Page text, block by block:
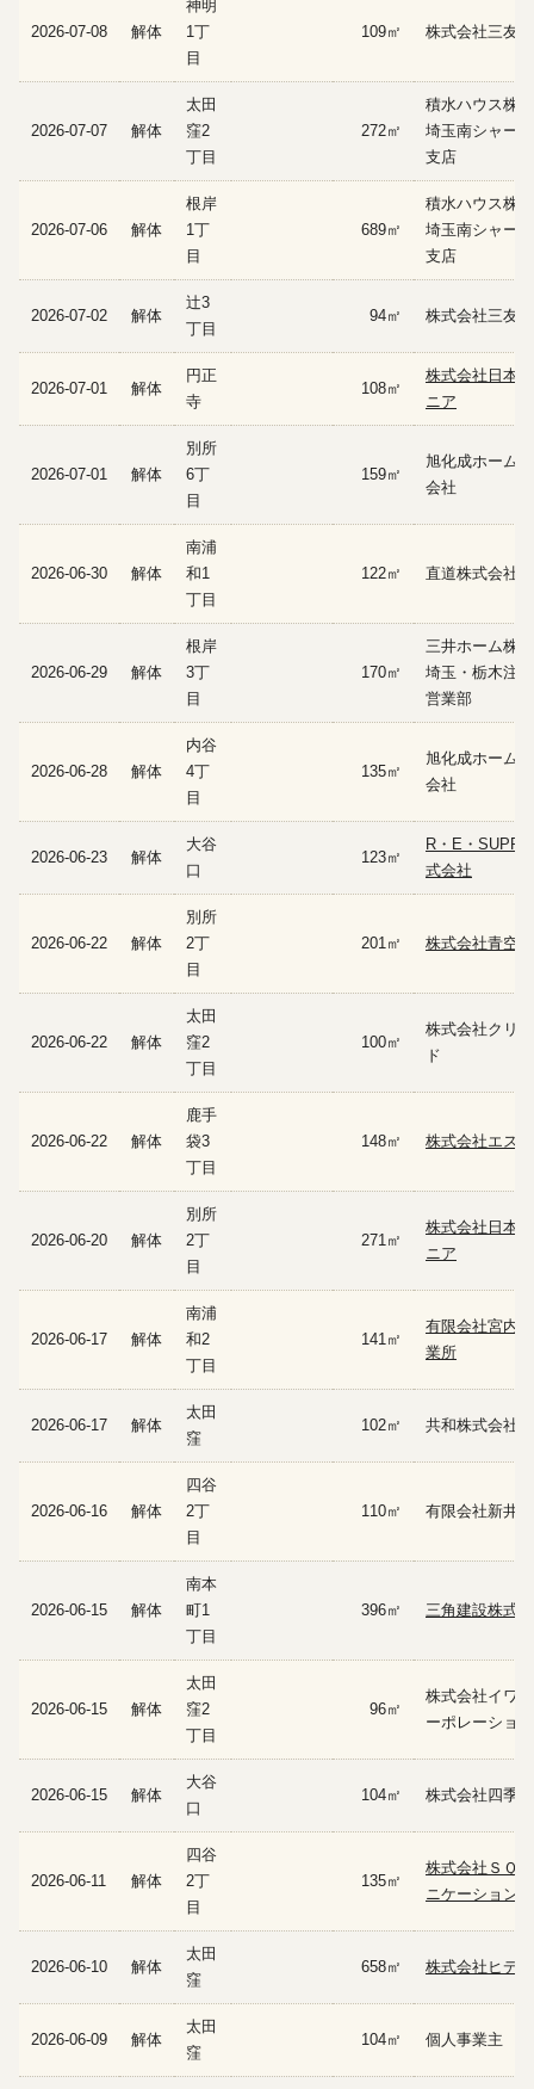
2026-07-08 解体
神明
1丁
目
109㎡ 株式会社三友
2026-07-07 解体
太田
窪2
丁目
272㎡
積水ハウス株
埼玉南シャー
支店
2026-07-06 解体
根岸
1丁
目
689㎡
積水ハウス株
埼玉南シャー
支店
2026-07-02 解体
辻3
丁目
94㎡ 株式会社三友
2026-07-01 解体
円正
寺
108㎡
株式会社日本
ニア
2026-07-01 解体
別所
6丁
目
159㎡
旭化成ホーム
会社
2026-06-30 解体
南浦
和1
丁目
122㎡ 直道株式会社
2026-06-29 解体
根岸
3丁
目
170㎡
三井ホーム株
埼玉・栃木注
営業部
2026-06-28 解体
内谷
4丁
目
135㎡
旭化成ホーム
会社
2026-06-23 解体
大谷
口
123㎡
R・E・
式会社
2026-06-22 解体
別所
2丁
目
201㎡ 株式会社青空
2026-06-22 解体
太田
窪2
丁目
100㎡
株式会社クリ
ド
2026-06-22 解体
鹿手
袋3
丁目
148㎡ 株式会社エス
2026-06-20 解体
別所
2丁
目
271㎡
株式会社日本
ニア
2026-06-17 解体
南浦
和2
丁目
141㎡
有限会社宮内
業所
2026-06-17 解体
太田
窪
102㎡ 共和株式会社
2026-06-16 解体
四谷
2丁
目
110㎡ 有限会社新井
2026-06-15 解体
南本
町1
丁目
396㎡ 三角建設株式
2026-06-15 解体
太田
窪2
丁目
96㎡
株式会社イワ
ーポレーション
2026-06-15 解体
大谷
口
104㎡ 株式会社四季
2026-06-11 解体
四谷
2丁
目
135㎡
株式会社ＳＱ
ニケーションズ
2026-06-10 解体
太田
窪
658㎡ 株式会社ヒデ
2026-06-09 解体
太田
窪
104㎡ 個人事業主